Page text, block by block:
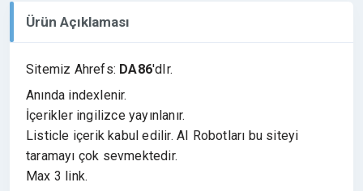
Ürün Açıklaması
Sitemiz Ahrefs: DA86'dIr.
Anında indexlenir.
İçerikler ingilizce yayınlanır.
Listicle içerik kabul edilir. AI Robotları bu siteyi
taramayı çok sevmektedir.
Max 3 link.